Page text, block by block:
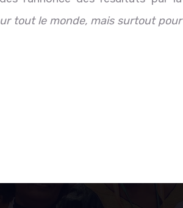
tout le monde, mais surtout pour